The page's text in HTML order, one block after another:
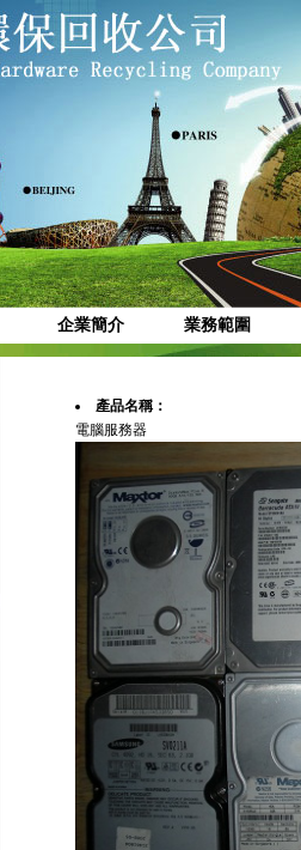
企業簡介 業務範圍
產品名稱：
電腦服務器